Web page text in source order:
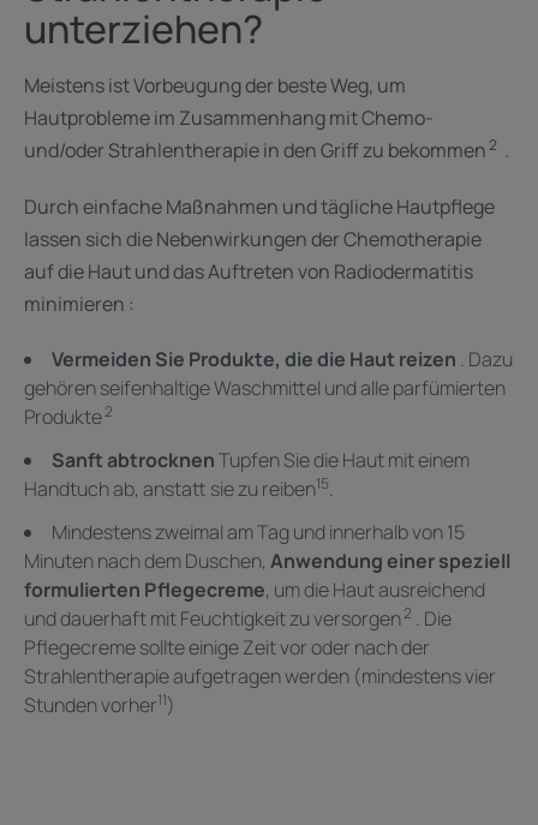
unterziehen?
Meistens ist Vorbeugung der beste Weg, um
Hautprobleme im Zusammenhang mit Chemo-
und/oder Strahlentherapie in den Griff zu bekommen2 . ​
Durch einfache Maßnahmen und tägliche Hautpflege
lassen sich die Nebenwirkungen der Chemotherapie
auf die Haut und das Auftreten von Radiodermatitis
minimieren :
Vermeiden Sie Produkte, die die Haut reizen . Dazu
gehören seifenhaltige Waschmittel und alle parfümierten
Produkte2
Sanft abtrocknenTupfen Sie die Haut mit einem
Handtuch ab, anstatt sie zu reiben15.
Mindestens zweimal am Tag und innerhalb von 15
Minuten nach dem Duschen, Anwendung einer speziell
formulierten Pflegecreme, um die Haut ausreichend
und dauerhaft mit Feuchtigkeit zu versorgen2 . Die
Pflegecreme sollte einige Zeit vor oder nach der
Strahlentherapie aufgetragen werden (mindestens vier
Stunden vorher11)